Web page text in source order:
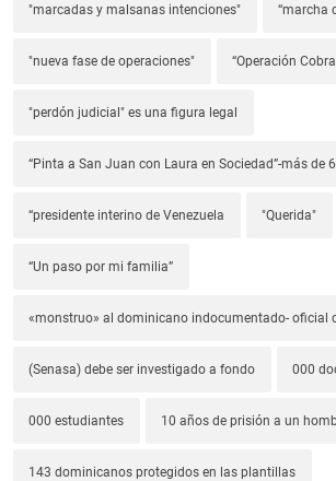
"marcadas y malsanas intenciones" “marcha
"nueva fase de operaciones" “Operación
"perdón judicial" es una figura legal
“Pinta a San Juan con Laura en Sociedad”-más
“presidente interino de Venezuela "Querida"
“Un paso por mi familia”
«monstruo» al dominicano indocumentado- oficial
(Senasa) debe ser investigado a fondo 000
000 estudiantes 10 años de prisión a un
143 dominicanos protegidos en las plantillas